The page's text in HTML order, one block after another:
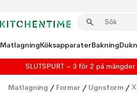
MatlagningKöksapparaterBakning
SLUTSPURT – 3 för 2 på
Matlagning / Formar / Ugnsform /